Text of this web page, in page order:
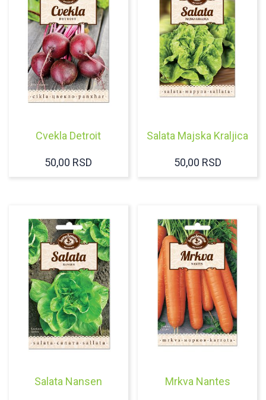
Cvekla Detroit
50,00 RSD
Salata Majska Kraljica
50,00 RSD
Salata Nansen Mrkva Nantes